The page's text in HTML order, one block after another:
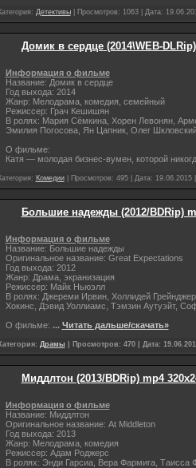
Детективы| Просмотров: 1063 | Дата:
Домик в сердце (2014\WEB-
Информация о фильме
Название: Домик в сердце
Год выхода: 2014
Жанр: Мелодрама, комедия, семейный
Режиссер: Грач Кешишян
В ролях: Мария Сёмкина, Хорен Левонян,
Эмилия Погосова, Ян Цапник, Олег
О фильме:
Катя — молодая бизнес-вумен, которой
Комедии| Просмотров: 495 | Дата: 19.06.2015|
Большие надежды (2012/BDRip)
Информация о фильме
Название: Большие надежды
Оригинальное название: Great Expectations
Год выхода: 2012
Жанр: Драма, экранизация
Режиссер: Майк Ньюэлл
В ролях: Джереми Ирвин, Холлидей
Хокинс, Дэвид Уоллиамс, Тэмзин Аутуэйт,
О фильме: ... Читать дальше/скачать»
Категория: Драмы | Просмотров: 470 | Дата:
Миддлтон (2013/BDRip) mp4
Информация о фильме
Название: Миддлтон
Оригинальное название: At Middleton
Год выхода: 2013
Жанр: Мелодрама, комедия
Режиссер: Адам Роджерс
В ролях: Энди Гарсиа, Вера Фармига, Таисса